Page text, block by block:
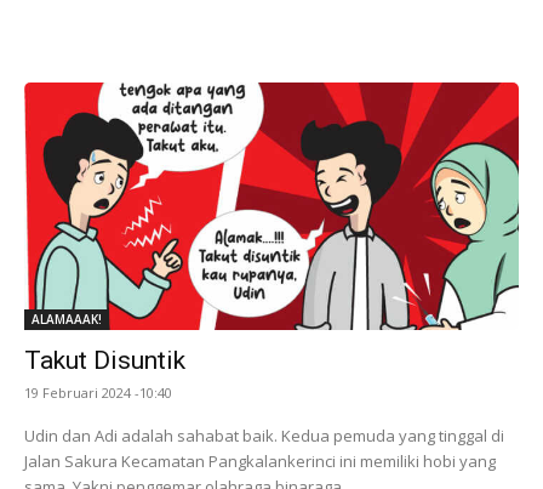
ALAMAAAK!
Takut Disuntik
19 Februari 2024 -10:40
Udin dan Adi adalah sahabat baik. Kedua pemuda yang tinggal di
Jalan Sakura Kecamatan Pangkalankerinci ini memiliki hobi yang